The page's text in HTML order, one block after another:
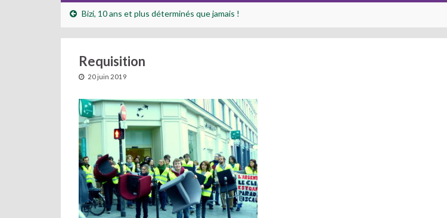
Bizi, 10 ans et plus déterminés que jamais !
Requisition
20 juin 2019